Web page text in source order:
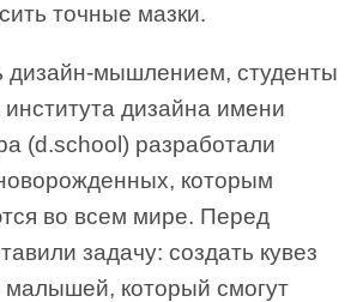
точные мазки.
дизайн-мышлением, студенты
дизайна имени
(d.school) разработали
которым
во всем мире. Перед
задачу: создать кувез
малышей, который смогут